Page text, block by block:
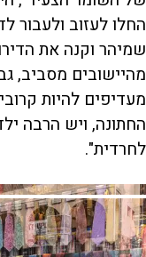
החלו לעזוב ולעבור
שמיהר וקנה את
מהיישובים מסביב,
מעדיפים להיות
החתונה, ויש הרבה
לחרדית".